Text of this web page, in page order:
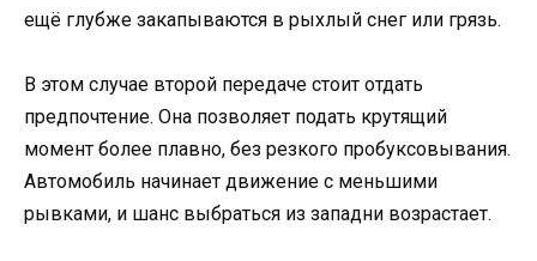
ещё глубже закапываются в рыхлый снег или грязь.
В этом случае второй передаче стоит отдать
предпочтение. Она позволяет подать крутящий
момент более плавно, без резкого пробуксовывания.
Автомобиль начинает движение с меньшими
рывками, и шанс выбраться из западни возрастает.